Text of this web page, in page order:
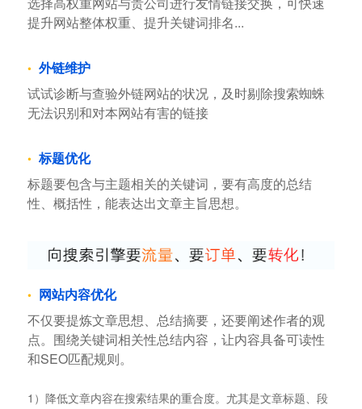
提升网站整体权重、提升关键词排名...
外链维护
试试诊断与查验外链网站的状况，及时剔除搜索蜘蛛
无法识别和对本网站有害的链接
标题优化
标题要包含与主题相关的关键词，要有高度的总结
性、概括性，能表达出文章主旨思想。
网站内容优化
不仅要提炼文章思想、总结摘要，还要阐述作者的观
点。围绕关键词相关性总结内容，让内容具备可读性
和SEO匹配规则。
1）降低文章内容在搜索结果的重合度。尤其是文章标题、段